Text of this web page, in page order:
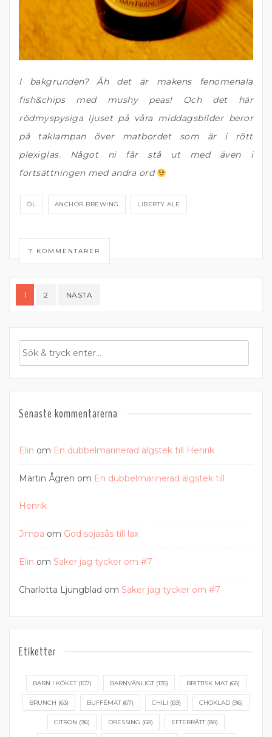
I bakgrunden? Åh det är makens fenomenala
fish&chips med mushy peas!
Och det här
rödmyspysiga ljuset på våra middagsbilder beror
på taklampan över matbordet som är i rött
plexiglas. Något ni får stå ut med även i
fortsättningen med andra ord
ÖL ANCHOR BREWING LIBERTY ALE
7 KOMMENTARER
Sidnumrering
för
1 2 NÄSTA
Senaste kommentarerna
Elin om En dubbelmarinerad älgstek till Henrik
Martin Ågren om En dubbelmarinerad älgstek till
Henrik
Jimpa om God sojasås till lax
Elin om Saker jag tycker om #7
Charlotta Ljungblad om Saker jag tycker om #7
Etiketter
BARN I KÖKET(107) BARNVÄNLIGT(135) BRITTISK MAT(65)
BRUNCH (63) BUFFÉMAT(67) CHILI (69) CHOKLAD (96)
CITRON (96) DRESSING (68) EFTERRÄTT(88)